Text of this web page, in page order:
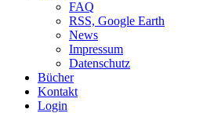
FAQ
RSS, Google Earth
News
Impressum
Datenschutz
Bücher
Kontakt
Login